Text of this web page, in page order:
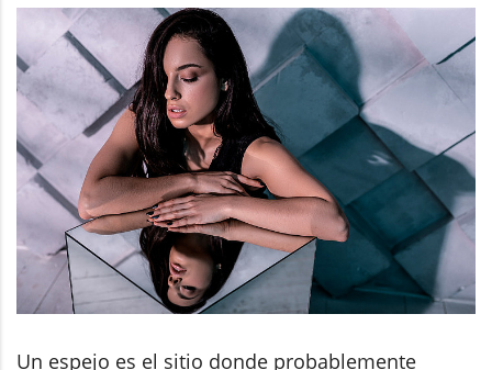
Un espejo es el sitio donde probablemente